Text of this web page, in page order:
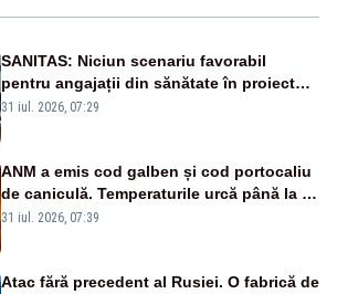
SANITAS: Niciun scenariu favorabil
pentru angajații din sănătate în proiectul
Legii salarizării
31 iul. 2026, 07:29
ANM a emis cod galben și cod portocaliu
de caniculă. Temperaturile urcă până la 38
de grade, iar nopțile devin tropicale
31 iul. 2026, 07:39
Atac fără precedent al Rusiei. O fabrică de